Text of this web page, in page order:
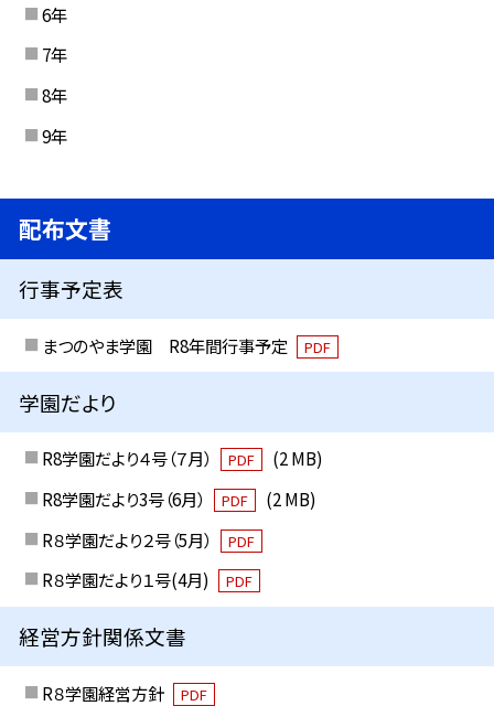
6年
7年
8年
9年
配布文書
行事予定表
まつのやま学園 R8年間行事予定 PDF
学園だより
R8学園だより４号（７月） PDF
(2 MB)
R8学園だより3号（6月）
PDF
(2 MB)
R８学園だより２号（5月）
PDF
R８学園だより１号(4月) PDF
経営方針関係文書
R８学園経営方針 PDF